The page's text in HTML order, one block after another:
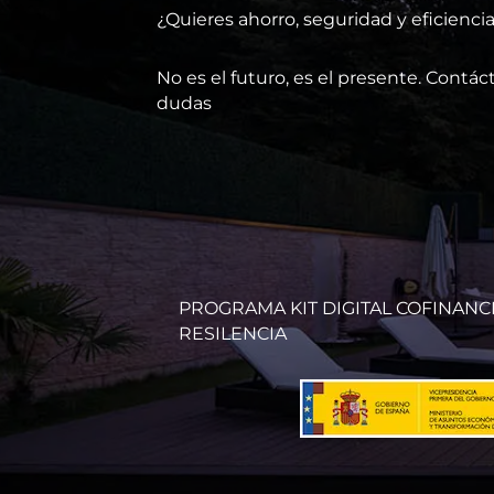
¿Quieres ahorro, seguridad y
No es el futuro, es el presente.
dudas
PROGRAMA KIT DIGITAL
RESILENCIA